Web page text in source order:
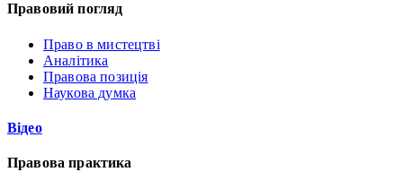
Правовий погляд
Право в мистецтві
Аналітика
Правова позиція
Наукова думка
Відео
Правова практика